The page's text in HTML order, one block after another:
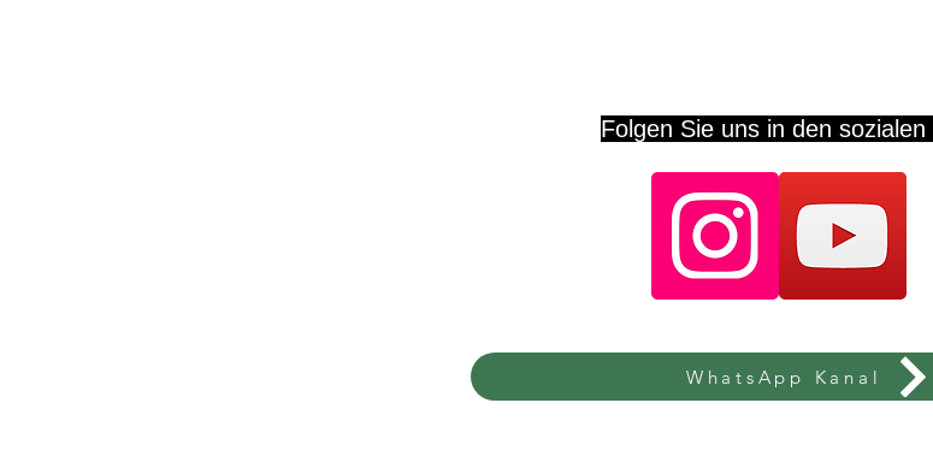
Folgen Sie uns in den sozialen
WhatsApp Kanal